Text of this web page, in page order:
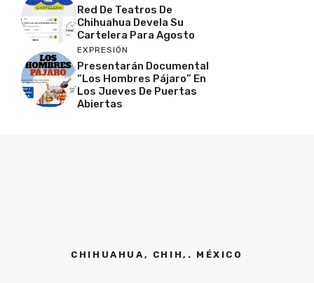
Red De Teatros De
Chihuahua Devela Su
Cartelera Para Agosto
EXPRESIÓN
Presentarán Documental
“Los Hombres Pájaro” En
Los Jueves De Puertas
Abiertas
CHIHUAHUA, CHIH,. MÉXICO